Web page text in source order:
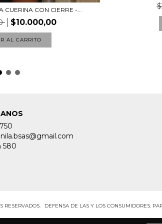
CUERINA CON CIERRE -...
$10.000,00
AL CARRITO
580
RESERVADOS. DEFENSA DE LAS Y LOS CONSUMIDORES.